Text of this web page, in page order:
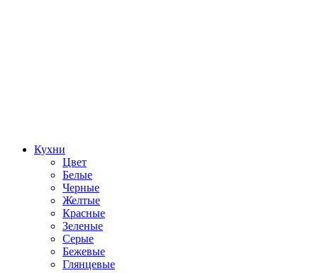
Кухни
Цвет
Белые
Черные
Желтые
Красные
Зеленые
Серые
Бежевые
Глянцевые